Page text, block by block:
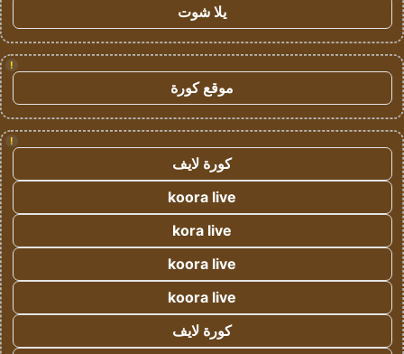
يلا شوت
!
موقع كورة
!
كورة لايف
koora live
kora live
koora live
koora live
كورة لايف